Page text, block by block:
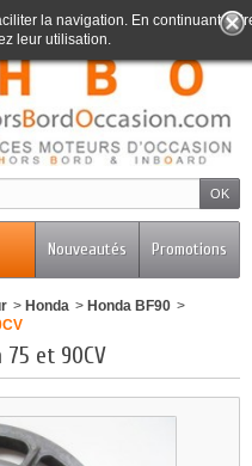
Promotions
Nouveautés
la navigation. En continuant
leur utilisation.
> Honda > Honda BF90 >
75 et 90CV